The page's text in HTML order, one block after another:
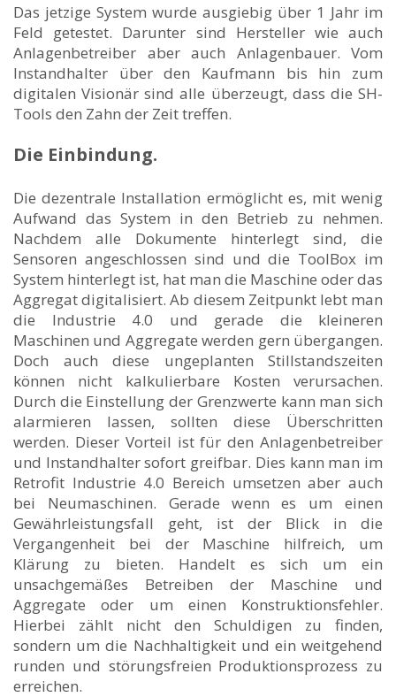
Das jetzige System wurde ausgiebig über 1 Jahr im
Feld getestet. Darunter sind Hersteller wie auch
Anlagenbetreiber aber auch Anlagenbauer. Vom
Instandhalter über den Kaufmann bis hin zum
digitalen Visionär sind alle überzeugt, dass die SH-
Tools den Zahn der Zeit treffen.
Die Einbindung.
Die dezentrale Installation ermöglicht es, mit wenig
Aufwand das System in den Betrieb zu nehmen.
Nachdem alle Dokumente hinterlegt sind, die
Sensoren angeschlossen sind und die ToolBox im
System hinterlegt ist, hat man die Maschine oder das
Aggregat digitalisiert. Ab diesem Zeitpunkt lebt man
die Industrie 4.0 und gerade die kleineren
Maschinen und Aggregate werden gern übergangen.
Doch auch diese ungeplanten Stillstandszeiten
können nicht kalkulierbare Kosten verursachen.
Durch die Einstellung der Grenzwerte kann man sich
alarmieren lassen, sollten diese Überschritten
werden. Dieser Vorteil ist für den Anlagenbetreiber
und Instandhalter sofort greifbar. Dies kann man im
Retrofit Industrie 4.0 Bereich umsetzen aber auch
bei Neumaschinen. Gerade wenn es um einen
Gewährleistungsfall geht, ist der Blick in die
Vergangenheit bei der Maschine hilfreich, um
Klärung zu bieten. Handelt es sich um ein
unsachgemäßes Betreiben der Maschine und
Aggregate oder um einen Konstruktionsfehler.
Hierbei zählt nicht den Schuldigen zu finden,
sondern um die Nachhaltigkeit und ein weitgehend
runden und störungsfreien Produktionsprozess zu
erreichen.